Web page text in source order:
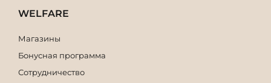
WELFARE
Магазины
Бонусная программа
Сотрудничество